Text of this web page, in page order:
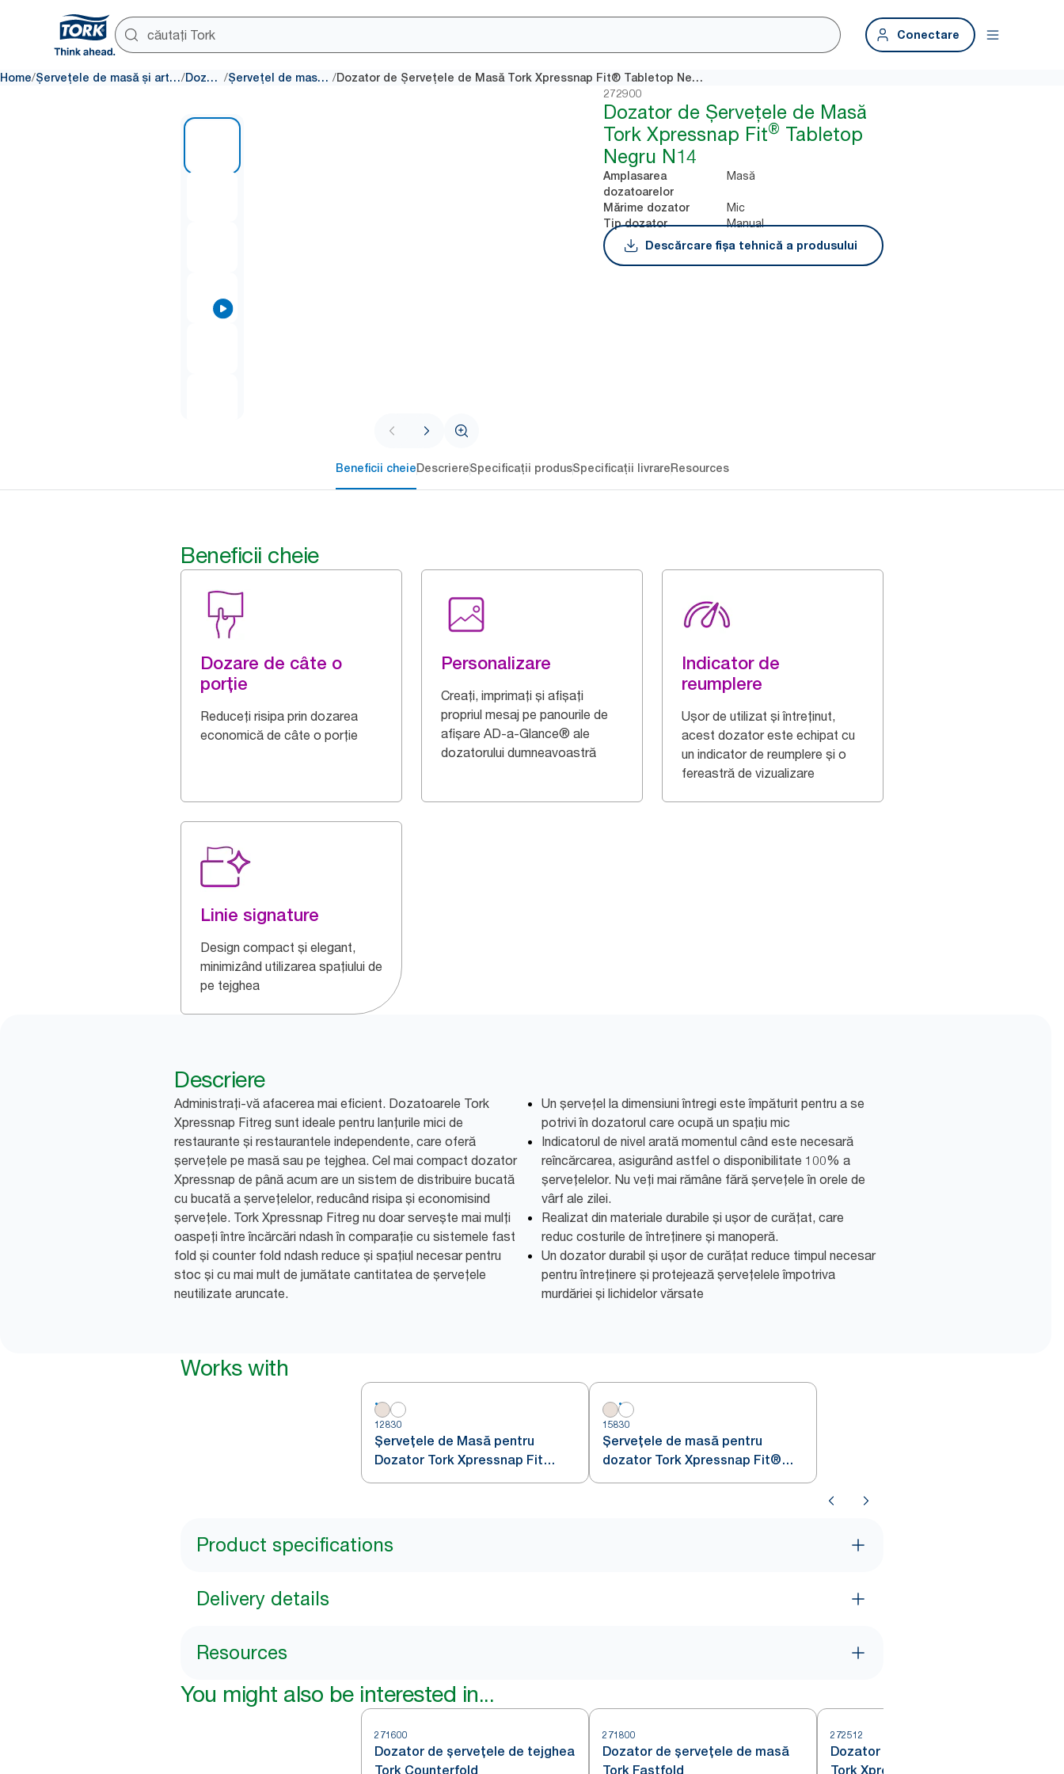
Conectare
Home/ Șervețele de masă și articole de masă/ Dozatoare / Șervețel de masă intercalat / Dozator de Șervețele de Masă Tork Xpressnap Fit® Tabletop Negru N14
272900
Dozator de Șervețele de Masă
Tork Xpressnap Fit® Tabletop
Negru N14
Amplasarea
dozatoarelor
Masă
Mărime dozator Mic
Tip dozator
Manual
Descărcare fișa tehnică a produsului
Beneficii cheieDescriereSpecificații produsSpecificații livrareResources
Beneficii cheie
Dozare de câte o
porție
Reduceți risipa prin dozarea
economică de câte o porție
Personalizare
Creați, imprimați și afișați
propriul mesaj pe panourile de
afișare AD-a-Glance® ale
dozatorului dumneavoastră
Indicator de
reumplere
Ușor de utilizat și întreținut,
acest dozator este echipat cu
un indicator de reumplere și o
fereastră de vizualizare
Linie signature
Design compact și elegant,
minimizând utilizarea spațiului de
pe tejghea
Descriere
Administrați-vă afacerea mai eficient. Dozatoarele Tork
Xpressnap Fitreg sunt ideale pentru lanțurile mici de
restaurante și restaurantele independente, care oferă
șervețele pe masă sau pe tejghea. Cel mai compact dozator
Xpressnap de până acum are un sistem de distribuire bucată
cu bucată a şerveţelelor, reducând risipa și economisind
șervețele. Tork Xpressnap Fitreg nu doar servește mai mulți
oaspeți între încărcări ndash în comparație cu sistemele fast
fold și counter fold ndash reduce și spațiul necesar pentru
stoc și cu mai mult de jumătate cantitatea de șervețele
neutilizate aruncate.
Un șervețel la dimensiuni întregi este împăturit pentru a se
potrivi în dozatorul care ocupă un spațiu mic
Indicatorul de nivel arată momentul când este necesară
reîncărcarea, asigurând astfel o disponibilitate 100% a
șervețelelor. Nu veți mai rămâne fără șervețele în orele de
vârf ale zilei.
Realizat din materiale durabile și ușor de curățat, care
reduc costurile de întreținere și manoperă.
Un dozator durabil și ușor de curățat reduce timpul necesar
pentru întreținere și protejează șervețelele împotriva
murdăriei și lichidelor vărsate
Works with
12830
Șervețele de Masă pentru
Dozator Tork Xpressnap Fit
Natural N14
15830
Șervețele de masă pentru
dozator Tork Xpressnap Fit®
Alb N14
Product specifications
Delivery details
Resources
You might also be interested in...
271600
Dozator de șervețele de tejghea
Tork Counterfold
271800
Dozator de șervețele de masă
Tork Fastfold
272512
Dozator de șervețele de masă
Tork Xpressnap® Countertop